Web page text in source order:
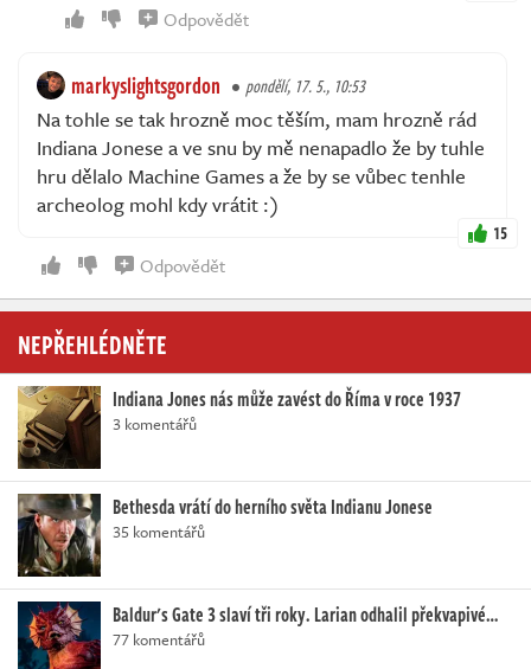
Odpovědět
markyslightsgordon pondělí, 17. 5., 10:53
Na tohle se tak hrozně moc těším, mam hrozně rád
Indiana Jonese a ve snu by mě nenapadlo že by tuhle
hru dělalo Machine Games a že by se vůbec tenhle
archeolog mohl kdy vrátit :)
15
Odpovědět
NEPŘEHLÉDNĚTE
Indiana Jones nás může zavést do Říma v roce 1937
3 komentářů
Bethesda vrátí do herního světa Indianu Jonese
35 komentářů
Baldur's Gate 3 slaví tři roky. Larian odhalil překvapivé…
77 komentářů